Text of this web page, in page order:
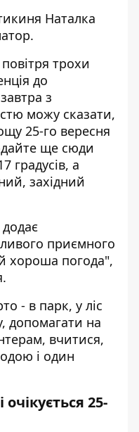
Наталка
.
трохи
до
з
можу сказати,
25-го вересня
ще сюди
градусів, а
західний
приємного
хороша погода",
- в парк, у ліс
допомагати на
вчитися,
і один
25-